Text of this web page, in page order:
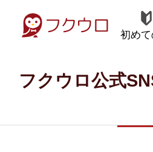
初め
フクウロ公式